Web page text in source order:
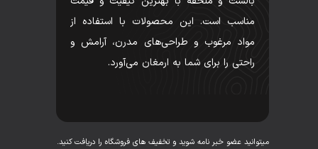
مناسب است. این محصولات با استفاده از
مواد مرغوب و طراحی‌های مدرن، آرامش و
راحتی را برای شما به ارمغان می‌آورد.
میتوانید عضو خبر نامه شوید و تخفیف های فروشگاه را دریافت کنید.